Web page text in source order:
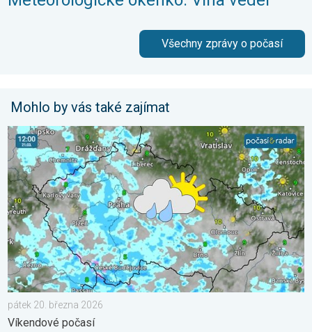
Všechny zprávy o počasí
Mohlo by vás také zajímat
Sobota s přeháňkami, neděle slunečnější. Víkendové počasí. .
pátek 20. března 2026
Víkendové počasí